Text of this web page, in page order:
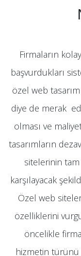
Firmaların
başvurdukları
özel web
diye de merak
olması ve
tasarımların
sitelerinin tam
karşılayacak
Özel web
özelliklerini
öncelikle
hizmetin